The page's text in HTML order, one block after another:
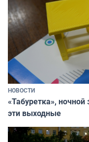
НОВОСТИ
«Табуретка»,
эти выходные